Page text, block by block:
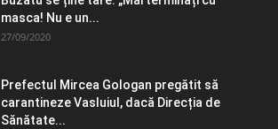
masca! Nu e un...
27/09/2020
Prefectul Mircea Gologan pregătit să
carantineze Vasluiul, dacă Direcția de
Sănătate...